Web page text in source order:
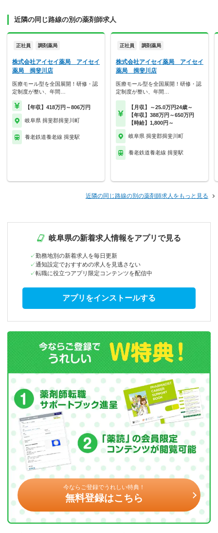
近隣の同じ路線の別の薬剤師求人
正社員 調剤薬局
株式会社アイセイ薬局 アイセイ
薬局 揖斐川店
医療モール型を全国展開！研修・認
定制度が整い、年間…
【年収】418万円～806万円
岐阜県 揖斐郡揖斐川町
養老鉄道養老線 揖斐駅
正社員 調剤薬局
株式会社アイセイ薬局 アイセイ
薬局 揖斐川店
医療モール型を全国展開！研修・認
定制度が整い、年間…
【月収】～25.0万円24歳～
【年収】388万円～650万円
【時給】1,800円～
岐阜県 揖斐郡揖斐川町
養老鉄道養老線 揖斐駅
近隣の同じ路線の別の薬剤師求人をもっと見る
岐阜県の新着求人情報をアプリで見る
勤務地別の新着求人を毎日更新
通知設定でおすすめの求人を見逃さない
転職に役立つアプリ限定コンテンツを配信中
アプリをインストールする
今ならご登録でうれしい特典！
無料登録はこちら